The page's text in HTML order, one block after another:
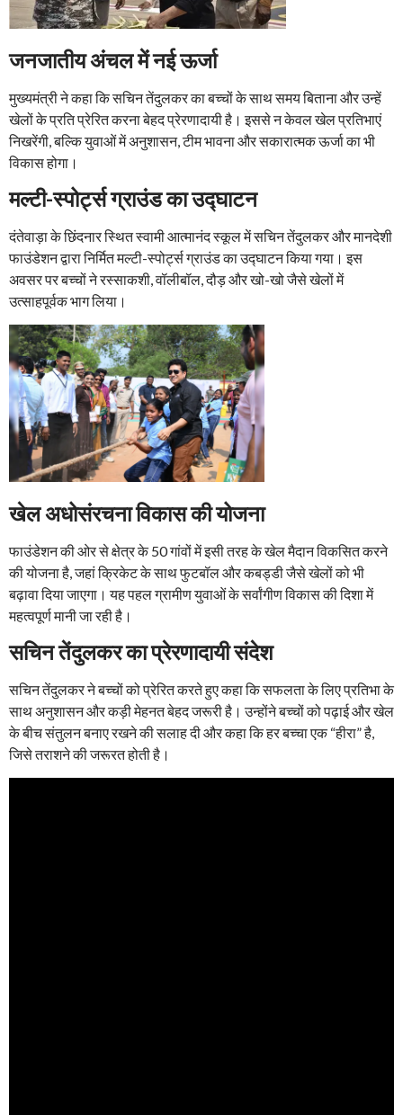
जनजातीय अंचल में नई ऊर्जा
मुख्यमंत्री ने कहा कि सचिन तेंदुलकर का बच्चों के साथ समय बिताना और उन्हें
खेलों के प्रति प्रेरित करना बेहद प्रेरणादायी है। इससे न केवल खेल प्रतिभाएं
निखरेंगी, बल्कि युवाओं में अनुशासन, टीम भावना और सकारात्मक ऊर्जा का भी
विकास होगा।
मल्टी-स्पोर्ट्स ग्राउंड का उद्घाटन
दंतेवाड़ा के छिंदनार स्थित स्वामी आत्मानंद स्कूल में सचिन तेंदुलकर और मानदेशी
फाउंडेशन द्वारा निर्मित मल्टी-स्पोर्ट्स ग्राउंड का उद्घाटन किया गया। इस
अवसर पर बच्चों ने रस्साकशी, वॉलीबॉल, दौड़ और खो-खो जैसे खेलों में
उत्साहपूर्वक भाग लिया।
खेल अधोसंरचना विकास की योजना
फाउंडेशन की ओर से क्षेत्र के 50 गांवों में इसी तरह के खेल मैदान विकसित करने
की योजना है, जहां क्रिकेट के साथ फुटबॉल और कबड्डी जैसे खेलों को भी
बढ़ावा दिया जाएगा। यह पहल ग्रामीण युवाओं के सर्वांगीण विकास की दिशा में
महत्वपूर्ण मानी जा रही है।
सचिन तेंदुलकर का प्रेरणादायी संदेश
सचिन तेंदुलकर ने बच्चों को प्रेरित करते हुए कहा कि सफलता के लिए प्रतिभा के
साथ अनुशासन और कड़ी मेहनत बेहद जरूरी है। उन्होंने बच्चों को पढ़ाई और खेल
के बीच संतुलन बनाए रखने की सलाह दी और कहा कि हर बच्चा एक “हीरा” है,
जिसे तराशने की जरूरत होती है।